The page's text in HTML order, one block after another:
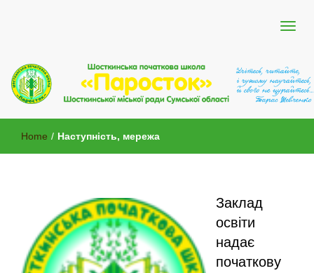
Шосткинська початкова школа
"Паросток"
Home / Наступність, мережа
Заклад
освіти
надає
початкову